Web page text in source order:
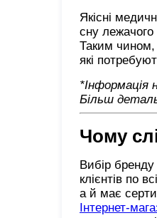
Якісні
сну лежачого
Таким чином,
які
*Інформація
Більш
Чому
Вибір
клієнтів по
а й має
Інтернет-